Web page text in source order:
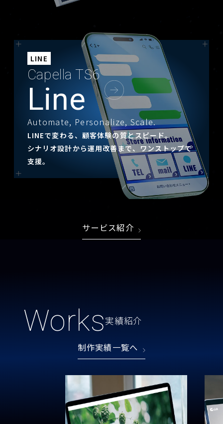
LINE
Capella TS6
Line
Automate, Personalize, Scale.
LINEで変わる、顧客体験の質とスピード。
シナリオ設計から運用改善まで、ワンストップで
支援。
サービス紹介
Works実績紹介
制作実績一覧へ